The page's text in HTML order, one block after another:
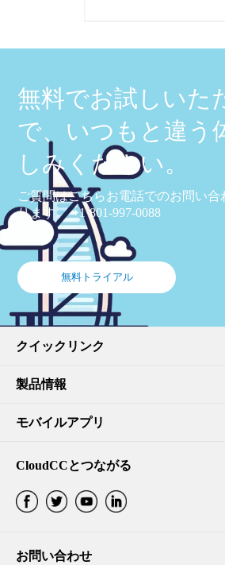
無料でお試しいた
で、いつもと違う
しみください。
ご質問はこちらお電話でのお問い
ります。 +1 801-997-0088
無料トライアル
クイックリンク
製品情報
モバイルアプリ
CloudCCとつながる
お問い合わせ